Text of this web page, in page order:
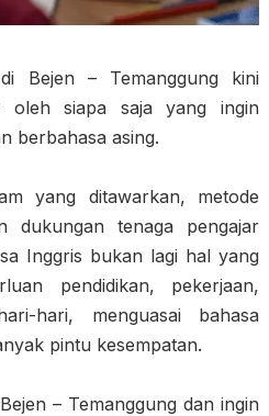
Bejen – Temanggung kini
oleh siapa saja yang ingin
berbahasa asing.
yang ditawarkan, metode
dukungan tenaga pengajar
Inggris bukan lagi hal yang
pendidikan, pekerjaan,
hari, menguasai bahasa
pintu kesempatan.
– Temanggung dan ingin